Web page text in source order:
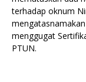
terhadap oknum
menggugat
PTUN.